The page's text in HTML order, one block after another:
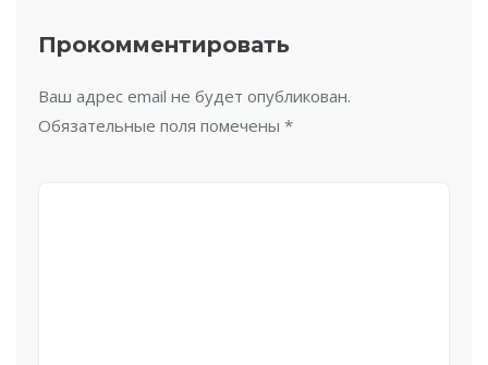
Прокомментировать
Ваш адрес email не будет опубликован.
Обязательные поля помечены *